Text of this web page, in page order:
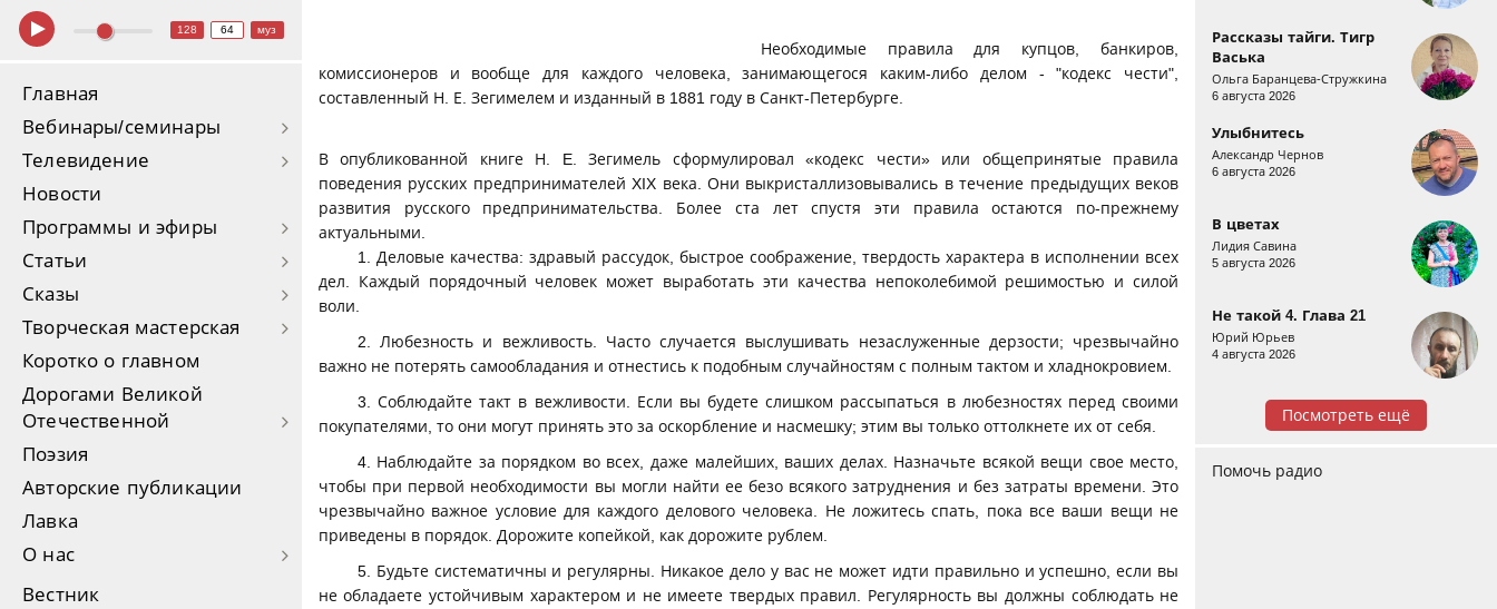
128 64 муз
Главная
Вебинары/семинары
Телевидение
Новости
Программы и эфиры
Статьи
Сказы
Творческая мастерская
Коротко о главном
Дорогами Великой
Отечественной
Поэзия
Авторские публикации
Лавка
О нас
Вестник
Необходимые правила для купцов, банкиров,
комиссионеров и вообще для каждого человека, занимающегося каким-либо делом - "кодекс чести",
составленный Н. Е. Зегимелем и изданный в 1881 году в Санкт-Петербурге.
В опубликованной книге Н. E. Зегимель сформулировал «кодекс чести» или общепринятые правила
поведения русских предпринимателей XIX века. Они выкристаллизовывались в течение предыдущих веков
развития русского предпринимательства. Более ста лет спустя эти правила остаются по-прежнему
актуальными.
1. Деловые качества: здравый рассудок, быстрое соображение, твердость характера в исполнении всех
дел. Каждый порядочный человек может выработать эти качества непоколебимой решимостью и силой
воли.
2. Любезность и вежливость. Часто случается выслушивать незаслуженные дерзости; чрезвычайно
важно не потерять самообладания и отнестись к подобным случайностям с полным тактом и хладнокровием.
3. Соблюдайте такт в вежливости. Если вы будете слишком рассыпаться в любезностях перед своими
покупателями, то они могут принять это за оскорбление и насмешку; этим вы только оттолкнете их от себя.
4. Наблюдайте за порядком во всех, даже малейших, ваших делах. Назначьте всякой вещи свое место,
чтобы при первой необходимости вы могли найти ее безо всякого затруднения и без затраты времени. Это
чрезвычайно важное условие для каждого делового человека. Не ложитесь спать, пока все ваши вещи не
приведены в порядок. Дорожите копейкой, как дорожите рублем.
5. Будьте систематичны и регулярны. Никакое дело у вас не может идти правильно и успешно, если вы
не обладаете устойчивым характером и не имеете твердых правил. Регулярность вы должны соблюдать не
Рассказы тайги. Тигр
Васька
Ольга Баранцева-Стружкина
6 августа 2026
Улыбнитесь
Александр Чернов
6 августа 2026
В цветах
Лидия Савина
5 августа 2026
Не такой 4. Глава 21
Юрий Юрьев
4 августа 2026
Посмотреть ещё
Помочь радио